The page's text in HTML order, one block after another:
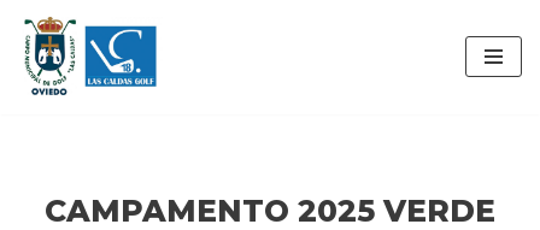
Saltar
al
CAMPAMENTO 2025 VERDE